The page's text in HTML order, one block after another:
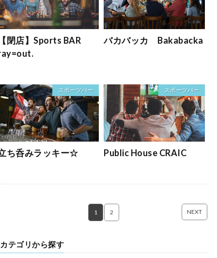
閉店】Sports BAR
バカバッカ Bakabacka
スポーツバー
ち呑みラッキー☆
スポーツバー
Public House CRAIC
1 2 NEXT
カテゴリから探す